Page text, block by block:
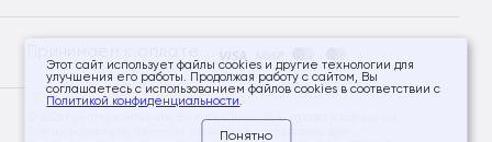
© 2026 Группа компаний Evolutis Clinic. Все права защищены.
Вся информация, включая цены, предоставлена для
Этот сайт использует файлы cookies и другие технологии для
улучшения его работы. Продолжая работу с сайтом, Вы
соглашаетесь с использованием файлов cookies в соответствии с
Политикой конфиденциальности.
Понятно